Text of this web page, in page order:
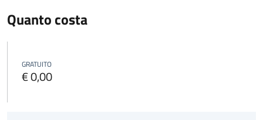
Quanto costa
GRATUITO
€ 0,00